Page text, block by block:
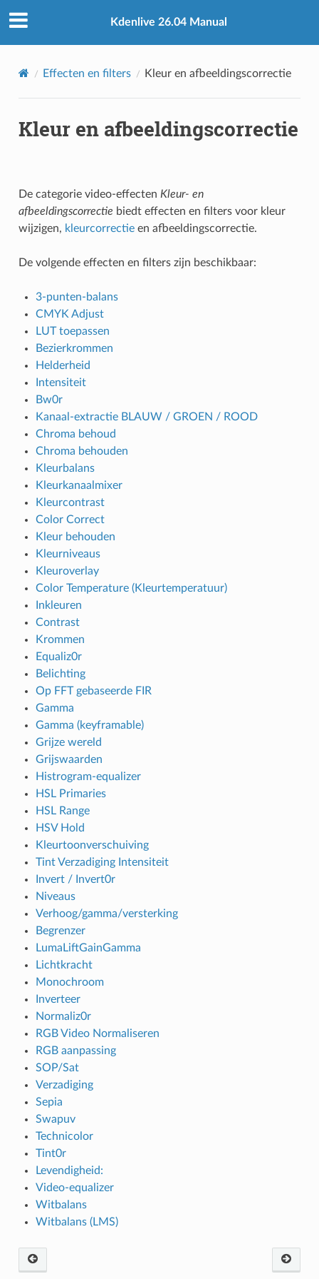
Kdenlive 26.04 Manual
Effecten en filters Kleur en afbeeldingscorrectie
Kleur en afbeeldingscorrectie
De categorie video-effecten Kleur- en
afbeeldingscorrectie biedt effecten en filters voor kleur
wijzigen, kleurcorrectieen afbeeldingscorrectie.
De volgende effecten en filters zijn beschikbaar:
3-punten-balans
CMYK Adjust
LUT toepassen
Bezierkrommen
Helderheid
Intensiteit
Bw0r
Kanaal-extractie BLAUW / GROEN / ROOD
Chroma behoud
Chroma behouden
Kleurbalans
Kleurkanaalmixer
Kleurcontrast
Color Correct
Kleur behouden
Kleurniveaus
Kleuroverlay
Color Temperature (Kleurtemperatuur)
Inkleuren
Contrast
Krommen
Equaliz0r
Belichting
Op FFT gebaseerde FIR
Gamma
Gamma (keyframable)
Grijze wereld
Grijswaarden
Histrogram-equalizer
HSL Primaries
HSL Range
HSV Hold
Kleurtoonverschuiving
Tint Verzadiging Intensiteit
Invert / Invert0r
Niveaus
Verhoog/gamma/versterking
Begrenzer
LumaLiftGainGamma
Lichtkracht
Monochroom
Inverteer
Normaliz0r
RGB Video Normaliseren
RGB aanpassing
SOP/Sat
Verzadiging
Sepia
Swapuv
Technicolor
Tint0r
Levendigheid:
Video-equalizer
Witbalans
Witbalans (LMS)